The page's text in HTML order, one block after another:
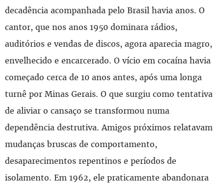
decadência acompanhada pelo Brasil havia anos. O
cantor, que nos anos 1950 dominara rádios,
auditórios e vendas de discos, agora aparecia magro,
envelhecido e encarcerado. O vício em cocaína havia
começado cerca de 10 anos antes, após uma longa
turnê por Minas Gerais. O que surgiu como tentativa
de aliviar o cansaço se transformou numa
dependência destrutiva. Amigos próximos relatavam
mudanças bruscas de comportamento,
desaparecimentos repentinos e períodos de
isolamento. Em 1962, ele praticamente abandonara